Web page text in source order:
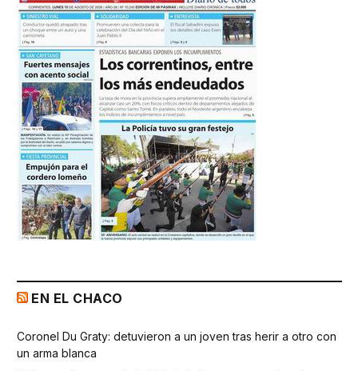
EN EL CHACO
Coronel Du Graty: detuvieron a un joven tras herir a otro con
un arma blanca